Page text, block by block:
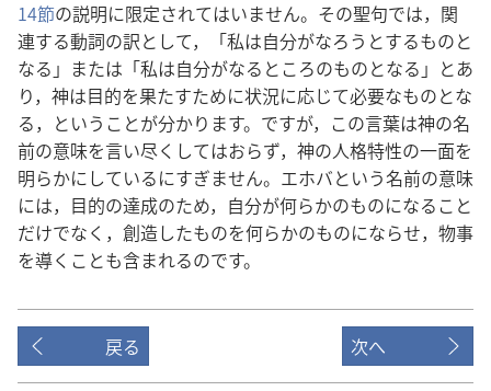
14節の説明に限定されてはいません。その聖句では，関
連する動詞の訳として，「私は自分がなろうとするものと
なる」または「私は自分がなるところのものとなる」とあ
り，神は目的を果たすために状況に応じて必要なものとな
る，ということが分かります。ですが，この言葉は神の名
前の意味を言い尽くしてはおらず，神の人格特性の一面を
明らかにしているにすぎません。エホバという名前の意味
には，目的の達成のため，自分が何らかのものになること
だけでなく，創造したものを何らかのものにならせ，物事
を導くことも含まれるのです。
戻る 次へ